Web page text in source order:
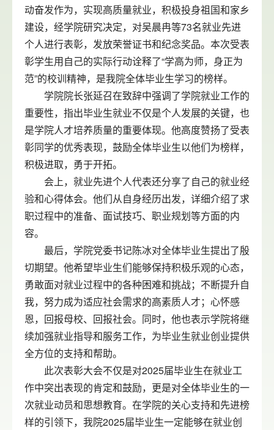
动奋发作为，实现高质量就业，积极投身祖国和家乡
建设，经学院研究决定，对吴晨冉等73名就业先进
个人进行表彰，发放荣誉证书和纪念奖品。本次受表
彰学生用自己的实际行动诠释了“学高为师，身正为
范”的校训精神，是我院全体毕业生学习的榜样。
学院院长张延召在致辞中强调了学院就业工作的
重要性，指出毕业生就业不仅是个人发展的关键，也
是学院人才培养质量的重要体现。他高度赞扬了受表
彰同学的优秀表现，鼓励全体毕业生以他们为榜样，
积极进取，勇于开拓。
会上，就业先进个人代表还分享了自己的就业经
验和心得体会。他们从自身经历出发，详细介绍了求
职过程中的准备、面试技巧、职业规划等方面的内
容。
最后，学院党委书记陈冰对全体毕业生提出了殷
切期望。他希望毕业生们能够保持积极乐观的心态，
勇敢面对就业过程中的各种困难和挑战；不断提升自
我，努力成为适应社会需求的高素质人才；心怀感
恩，回报母校、回报社会。同时，他也表示学院将继
续加强就业指导和服务工作，为毕业生就业创业提供
全方位的支持和帮助。
此次表彰大会不仅是对2025届毕业生在就业工
作中突出表现的肯定和鼓励，更是对全体毕业生的一
次就业动员和思想教育。在学院的关心支持和先进榜
样的引领下，我院2025届毕业生一定能够在就业创